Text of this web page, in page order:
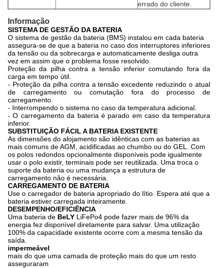
errado do cliente.
Informação
SISTEMA DE GESTÃO DA BATERIA
O sistema de gestão da bateria (BMS) instalou em cada bateria
assegura-se de que a bateria no caso dos interruptores inferiores
da tensão ou da sobrecarga e automaticamente desliga outra
vez em assim que o problema fosse resolvido.
Proteção da pilha contra a tensão inferior comutando fora da
carga em tempo útil.
- Proteção da pilha contra a tensão excedente reduzindo o atual
de carregamento ou comutação fora do processo de
carregamento.
- Interrompendo o sistema no caso da temperatura adicional.
- O carregamento da bateria é parado em caso da temperatura
inferior.
SUBSTITUIÇÃO FÁCIL A BATERIA EXISTENTE
As dimensões do alojamento são idênticas com as baterias as
mais comuns de AGM, acidificadas ao chumbo ou do GEL. Com
os polos redondos opcionalmente disponíveis pode igualmente
usar o polo existir, terminais pode ser reutilizada. Uma troca o
suporte da bateria ou uma mudança a estrutura de
carregamento não é necessária.
CARREGAMENTO DE BATERIA
Use o carregador de bateria apropriado do lítio. Espera até que a
bateria estiver carregada inteiramente.
DESEMPENHO/EFICIÊNCIA
Uma bateria de BeLY LiFePo4 pode fazer mais de 96% da
energia fez disponível diretamente para salvar. Uma utilização
100% da capacidade existente ocorre com a mesma tensão da
saída.
impermeável
mais do que uma camada de proteção mais do que um resto
asseguraram